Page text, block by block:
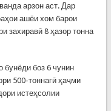
арзон аст. Дар
ашёи хом барои
захиравӣ 8 ҳазор тонна
бунёди боз 6 чунин
500-тоннагӣ ҳаҷми
истеҳсолии